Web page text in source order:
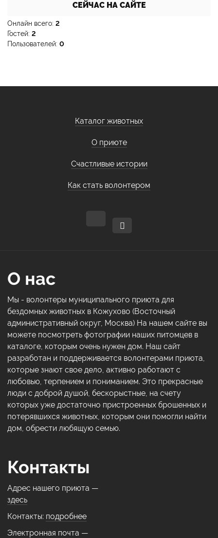
СЕЙЧАС НА САЙТЕ
Онлайн всего: 2
Гостей: 2
Пользователей: 0
Каталог животных
О приюте
Счастливые истории
Как стать волонтером
О нас
Мы - волонтеры муниципального приюта для
бездомных животных в Кожухово (Восточный
административный округ, Москва) На нашем сайте вы
можете посмотреть фотографии наших питомцев в
каталоге, которым очень нужен дом. Наш сайт
разработан и поддерживается волонтерами приюта,
которые знают свое дело, активно работают с
любовью, терпением и пониманием. Это прекрасные
люди с доброй душой, бескорыстные, на счету
которых уже достаточно пристроенных брошенных и
потерявшихся животных, которым они помогли найти
дом, обрести любящую семью.
Контакты
Адрес нашего приюта —
здесь
Контакты: подробнее
Электронная почта —